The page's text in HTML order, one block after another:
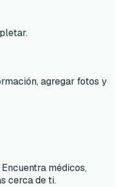
agregar fotos y
médicos,
cerca de ti.